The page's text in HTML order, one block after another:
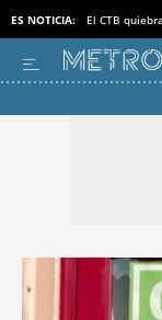
ES NOTICIA: El CTB